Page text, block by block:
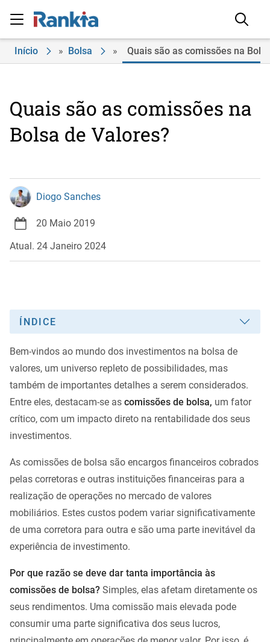
Início » Bolsa » Quais são as comissões na
Quais são as comissões na
Bolsa de Valores?
Diogo Sanches
20 Maio 2019
Atual. 24 Janeiro 2024
ÍNDICE
Bem-vindos ao mundo dos investimentos na bolsa de
valores, um universo repleto de possibilidades, mas
também de importantes detalhes a serem considerados.
Entre eles, destacam-se as comissões de bolsa, um fator
crítico, com um impacto direto na rentabilidade dos seus
investimentos.
As comissões de bolsa são encargos financeiros cobrados
pelas corretoras e outras instituições financeiras para a
realização de operações no mercado de valores
mobiliários. Estes custos podem variar significativamente
de uma corretora para outra e são uma parte inevitável da
experiência de investimento.
Por que razão se deve dar tanta importância às
comissões de bolsa? Simples, elas afetam diretamente os
seus rendimentos. Uma comissão mais elevada pode
consumir uma parte significativa dos seus lucros,